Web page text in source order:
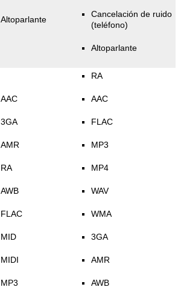
Altoparlante
Cancelación de ruido
(teléfono)
Altoparlante
AAC
3GA
AMR
RA
AWB
FLAC
MID
MIDI
MP3
RA
AAC
FLAC
MP3
MP4
WAV
WMA
3GA
AMR
AWB